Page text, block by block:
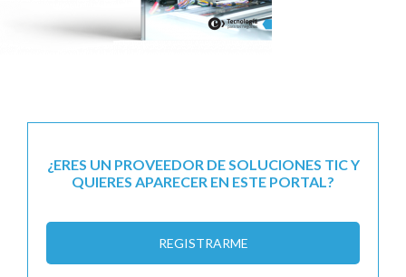
¿ERES UN PROVEEDOR DE SOLUCIONES TIC Y
QUIERES APARECER EN ESTE PORTAL?
REGISTRARME